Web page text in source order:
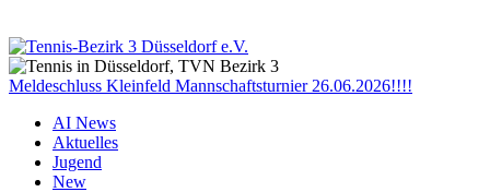
Meldeschluss Kleinfeld Mannschaftsturnier 26.06.2026!!!!
AI News
Aktuelles
Jugend
New